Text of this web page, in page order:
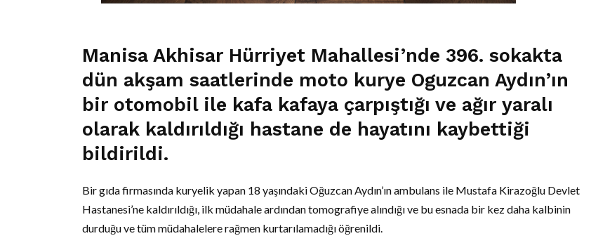
Manisa Akhisar Hürriyet Mahallesi’nde 396. sokakta
dün akşam saatlerinde moto kurye Oguzcan Aydın’ın
bir otomobil ile kafa kafaya çarpıştığı ve ağır yaralı
olarak kaldırıldığı hastane de hayatını kaybettiği
bildirildi.
Bir gıda firmasında kuryelik yapan 18 yaşındaki Oğuzcan Aydın’ın ambulans ile Mustafa Kirazoğlu Devlet
Hastanesi’ne kaldırıldığı, ilk müdahale ardından tomografiye alındığı ve bu esnada bir kez daha kalbinin
durduğu ve tüm müdahalelere rağmen kurtarılamadığı öğrenildi.